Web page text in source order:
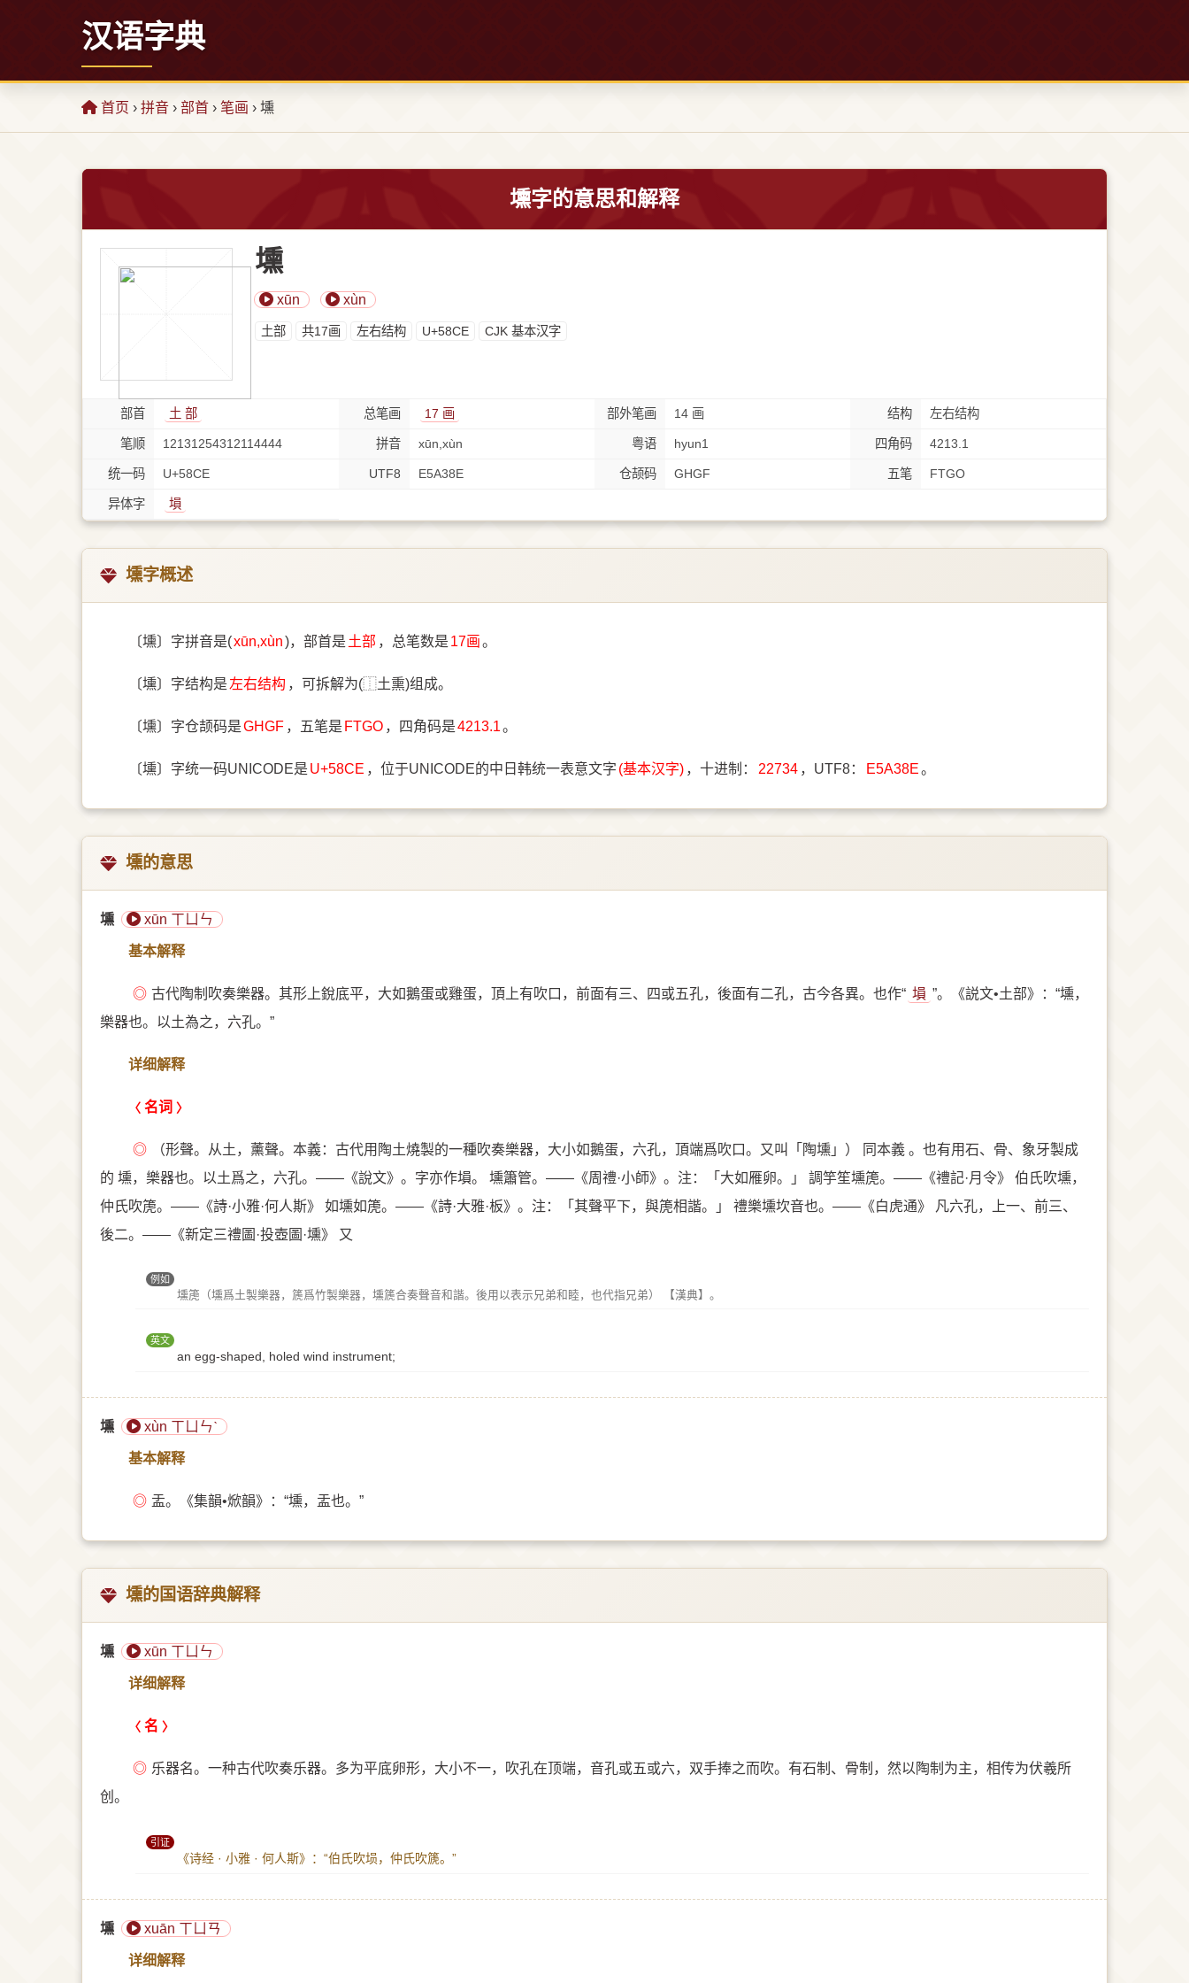
汉语字典
首页 › 拼音 › 部首 › 笔画 › 壎
壎字的意思和解释
壎
xūn xùn
⼟部 共17画 左右结构 U+58CE CJK 基本汉字
部首 ⼟ 部 总笔画 17 画 部外笔画 14 画 结构 左右结构
笔顺 12131254312114444 拼音 xūn,xùn 粤语 hyun1 四角码 4213.1
统一码 U+58CE UTF8 E5A38E 仓颉码 GHGF 五笔 FTGO
异体字 塤
壎字概述
〔壎〕字拼音是(xūn,xùn)，部首是 ⼟部 ，总笔数是 17画。
〔壎〕字结构是 左右结构 ，可拆解为(⿰土熏)组成。
〔壎〕字仓颉码是GHGF ，五笔是 FTGO ，四角码是4213.1。
〔壎〕字统一码UNICODE是 U+58CE ，位于UNICODE的中日韩统一表意文字 (基本汉字) ，十进制： 22734 ，UTF8： E5A38E。
壎的意思
壎 xūn ㄒㄩㄣ
基本解释
◎ 古代陶制吹奏樂器。其形上銳底平，大如鵝蛋或雞蛋，頂上有吹口，前面有三、四或五孔，後面有二孔，古今各異。也作“ 塤 ”。《説文•土部》：“壎，
樂器也。以土為之，六孔。”
详细解释
名词
◎
（形聲。从土，薰聲。本義：古代用陶土燒製的一種吹奏樂器，大小如鵝蛋，六孔，頂端爲吹口。又叫「陶壎」） 同本義 。也有用石、骨、象牙製成
的 壎，樂器也。以土爲之，六孔。——《說文》。字亦作塤。 壎簫管。——《周禮·小師》。注：「大如雁卵。」 調竽笙壎箎。——《禮記·月令》 伯氏吹壎，
仲氏吹箎。——《詩·小雅·何人斯》 如壎如箎。——《詩·大雅·板》。注：「其聲平下，與箎相諧。」 禮樂壎坎音也。——《白虎通》 凡六孔，上一、前三、
後二。——《新定三禮圖·投壺圖·壎》 又
例如
壎箎（壎爲土製樂器，篪爲竹製樂器，壎篪合奏聲音和諧。後用以表示兄弟和睦，也代指兄弟） 【漢典】。
英文
an egg-shaped, holed wind instrument;
壎 xùn ㄒㄩㄣˋ
基本解释
◎ 盂。《集韻•焮韻》：“壎，盂也。”
壎的国语辞典解释
壎 xūn ㄒㄩㄣ
详细解释
名
◎ 乐器名。一种古代吹奏乐器。多为平底卵形，大小不一，吹孔在顶端，音孔或五或六，双手捧之而吹。有石制、骨制，然以陶制为主，相传为伏羲所
创。
引证
《诗经 · 小雅 · 何人斯》：“伯氏吹埙，仲氏吹篪。”
壎 xuān ㄒㄩㄢ
详细解释